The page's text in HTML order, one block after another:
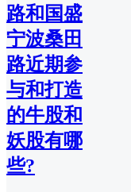
路和国盛
宁波桑田
路近期参
与和打造
的牛股和
妖股有哪
些?